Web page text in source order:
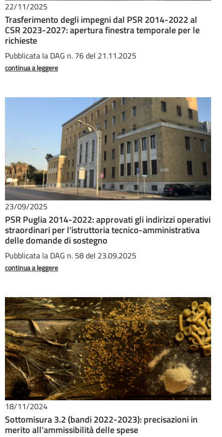
22/11/2025
Trasferimento degli impegni dal PSR 2014-2022 al
CSR 2023-2027: apertura finestra temporale per le
richieste
Pubblicata la DAG n. 76 del 21.11.2025
continua a leggere
23/09/2025
PSR Puglia 2014-2022: approvati gli indirizzi operativi
straordinari per l'istruttoria tecnico-amministrativa
delle domande di sostegno
Pubblicata la DAG n. 58 del 23.09.2025
continua a leggere
18/11/2024
Sottomisura 3.2 (bandi 2022-2023): precisazioni in
merito all’ammissibilità delle spese